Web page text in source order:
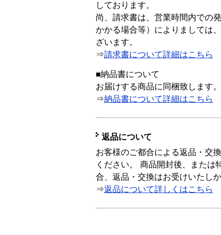
しております。
尚、請求書は、営業時間内での
かかる場合等）によりましては
ざいます。
⇒請求書について詳細はこちら
■納品書について
お届けする商品に同梱致します。
⇒納品書について詳細はこちら
返品について
お客様のご都合による返品・交
ください。 商品開封後、または
合、返品・交換はお受けいたし
⇒返品について詳しくはこちら